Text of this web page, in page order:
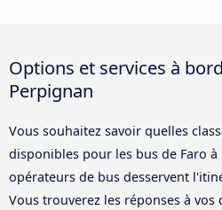
Options et services à
Perpignan
Vous souhaitez savoir quelles
disponibles pour les bus de Faro
opérateurs de bus desservent
Vous trouverez les réponses à vos